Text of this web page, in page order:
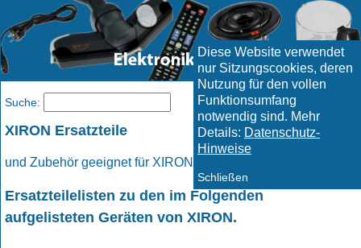
Diese Website verwendet
nur Sitzungscookies, deren
Nutzung für den vollen
Funktionsumfang
notwendig sind. Mehr
Details: Datenschutz-
Hinweise
Schließen
XIRON Ersatzteile
und Zubehör geeignet für XIRON Geräte.
Ersatzteilelisten zu den im Folgenden
aufgelisteten Geräten von XIRON.
Suche: